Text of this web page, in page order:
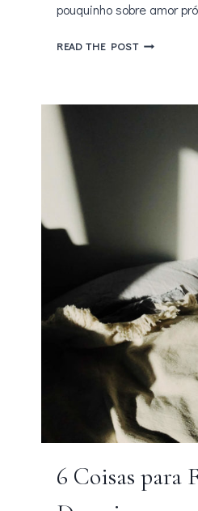
pouquinho sobre amor
READ THE POSTCOMO
6 Coisas para